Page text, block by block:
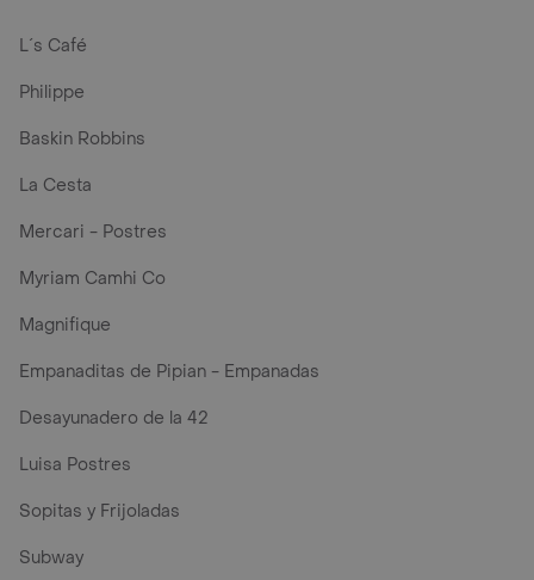
L´s Café
Philippe
Baskin Robbins
La Cesta
Mercari - Postres
Myriam Camhi Co
Magnifique
Empanaditas de Pipian - Empanadas
Desayunadero de la 42
Luisa Postres
Sopitas y Frijoladas
Subway